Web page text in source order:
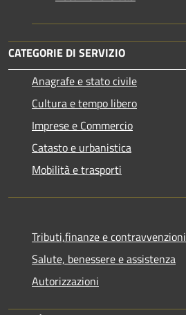
CATEGORIE DI SERVIZIO
Anagrafe e stato civile
Cultura e tempo libero
Imprese e Commercio
Catasto e urbanistica
Mobilità e trasporti
Tributi,finanze e contravvenzioni
Salute, benessere e assistenza
Autorizzazioni